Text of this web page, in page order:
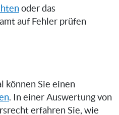
oder das
auf Fehler prüfen
können Sie einen
. In einer Auswertung von
erfahren Sie, wie